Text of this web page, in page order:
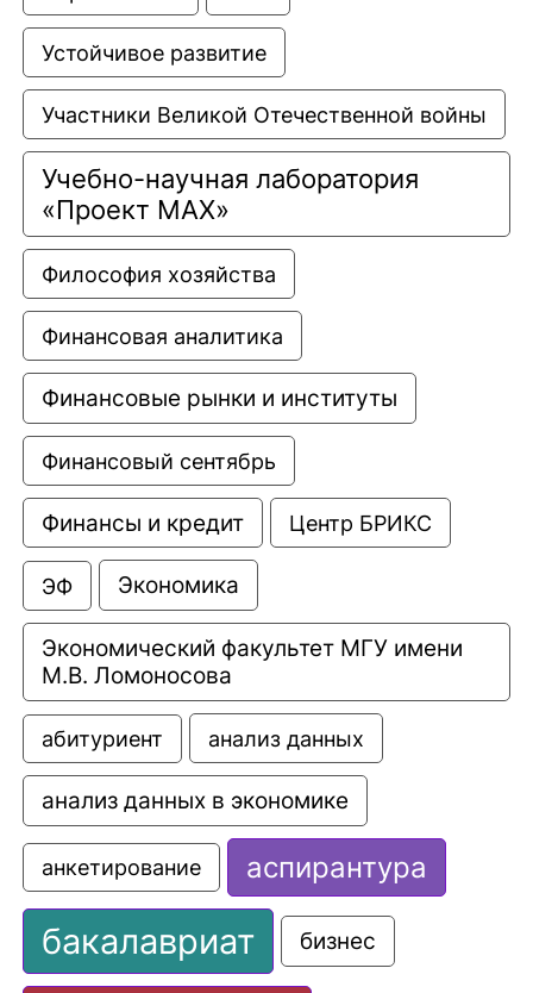
Устойчивое развитие
Участники Великой Отечественной войны
Учебно-научная лаборатория
«Проект МАХ»
Философия хозяйства
Финансовая аналитика
Финансовые рынки и институты
Финансовый сентябрь
Финансы и кредит Центр БРИКС
ЭФ Экономика
Экономический факультет МГУ имени
М.В. Ломоносова
абитуриент анализ данных
анализ данных в экономике
анкетирование аспирантура
бакалавриат бизнес